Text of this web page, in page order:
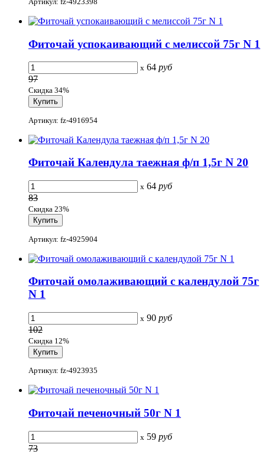
Фиточай успокаивающий с мелиссой 75г N 1
x 64 руб
97
Скидка 34%
Артикул: fz-4916954
Фиточай Календула таежная ф/п 1,5г N 20
x 64 руб
83
Скидка 23%
Артикул: fz-4925904
Фиточай омолаживающий с календулой 75г
N 1
x 90 руб
102
Скидка 12%
Артикул: fz-4923935
Фиточай печеночный 50г N 1
x 59 руб
73